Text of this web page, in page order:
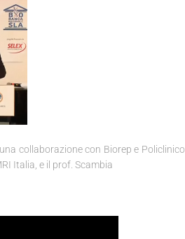
collaborazione con Biorep e Policlinico
Italia, e il prof. Scambia